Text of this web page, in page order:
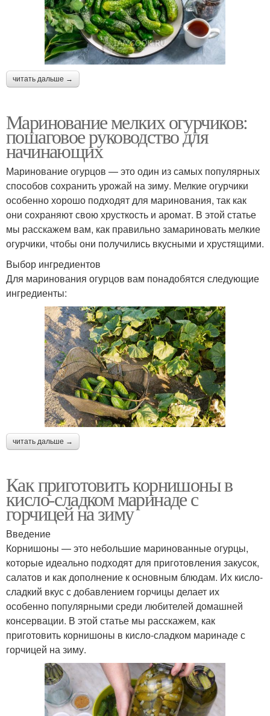
читать дальше →
Маринование мелких огурчиков:
пошаговое руководство для
начинающих
Маринование огурцов — это один из самых популярных
способов сохранить урожай на зиму. Мелкие огурчики
особенно хорошо подходят для маринования, так как
они сохраняют свою хрусткость и аромат. В этой статье
мы расскажем вам, как правильно замариновать мелкие
огурчики, чтобы они получились вкусными и хрустящими.
Выбор ингредиентов
Для маринования огурцов вам понадобятся следующие
ингредиенты:
читать дальше →
Как приготовить корнишоны в
кисло-сладком маринаде с
горчицей на зиму
Введение
Корнишоны — это небольшие маринованные огурцы,
которые идеально подходят для приготовления закусок,
салатов и как дополнение к основным блюдам. Их кисло-
сладкий вкус с добавлением горчицы делает их
особенно популярными среди любителей домашней
консервации. В этой статье мы расскажем, как
приготовить корнишоны в кисло-сладком маринаде с
горчицей на зиму.